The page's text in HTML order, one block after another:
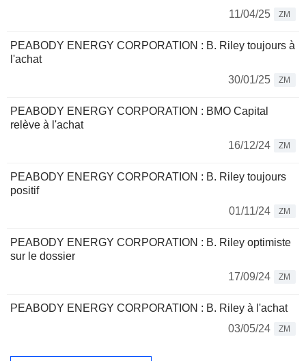
11/04/25
ZM
PEABODY ENERGY CORPORATION : B. Riley toujours à
l'achat
30/01/25
ZM
PEABODY ENERGY CORPORATION : BMO Capital
relève à l'achat
16/12/24
ZM
PEABODY ENERGY CORPORATION : B. Riley toujours
positif
01/11/24
ZM
PEABODY ENERGY CORPORATION : B. Riley optimiste
sur le dossier
17/09/24
ZM
PEABODY ENERGY CORPORATION : B. Riley à l'achat
03/05/24
ZM